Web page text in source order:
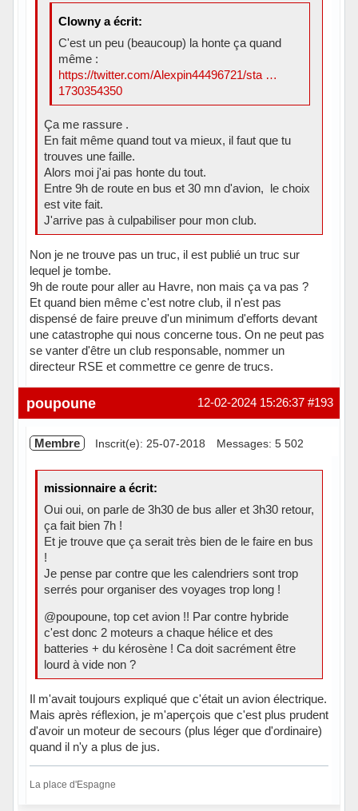
Clowny a écrit:
C'est un peu (beaucoup) la honte ça quand
même :
https://twitter.com/Alexpin44496721/sta …
1730354350
Ça me rassure .
En fait même quand tout va mieux, il faut que tu
trouves une faille.
Alors moi j'ai pas honte du tout.
Entre 9h de route en bus et 30 mn d'avion, le choix
est vite fait.
J'arrive pas à culpabiliser pour mon club.
Non je ne trouve pas un truc, il est publié un truc sur
lequel je tombe.
9h de route pour aller au Havre, non mais ça va pas ?
Et quand bien même c'est notre club, il n'est pas
dispensé de faire preuve d'un minimum d'efforts devant
une catastrophe qui nous concerne tous. On ne peut pas
se vanter d'être un club responsable, nommer un
directeur RSE et commettre ce genre de trucs.
Hors ligne #193
12-02-2024 15:26:37
poupoune
Membre Inscrit(e): 25-07-2018 Messages: 5 502
missionnaire a écrit:
Oui oui, on parle de 3h30 de bus aller et 3h30 retour,
ça fait bien 7h !
Et je trouve que ça serait très bien de le faire en bus
!
Je pense par contre que les calendriers sont trop
serrés pour organiser des voyages trop long !
@poupoune, top cet avion !! Par contre hybride
c'est donc 2 moteurs a chaque hélice et des
batteries + du kérosène ! Ca doit sacrément être
lourd à vide non ?
Il m'avait toujours expliqué que c'était un avion électrique.
Mais après réflexion, je m'aperçois que c'est plus prudent
d'avoir un moteur de secours (plus léger que d'ordinaire)
quand il n'y a plus de jus.
La place d'Espagne